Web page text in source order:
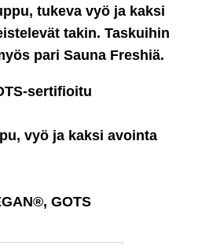
tukeva vyö ja kaksi
takin. Taskuihin
pari Sauna Freshiä.
sertifioitu
vyö ja kaksi avointa
GOTS